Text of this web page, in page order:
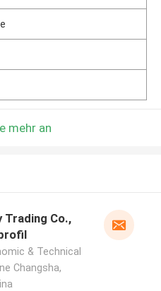
mehr an
Trading Co.,
& Technical
Changsha,